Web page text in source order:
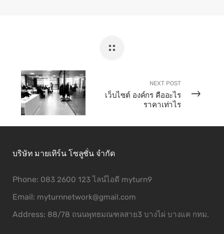
NEXT POST
เว็บไซต์ องค์กร คืออะไร
ราคาเท่าไร
บริษัท มายเทิร์น โซลูชั่น จำกัด
Phone: 083 2600 123 ไลน์ไอดี myturn9
Email: myturnnetwork@gmail.com
Address: 88/78 ถนนพุทธมณฑลสาย3 บางไผ่ บางแค กทม.